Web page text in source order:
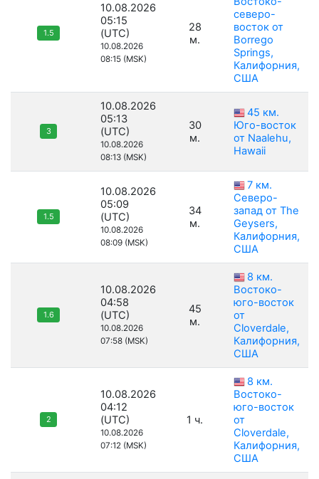
1.5
10.08.2026
05:15
(UTC)
10.08.2026
08:15 (MSK)
28
м.
северо-
восток от
Borrego
Springs,
Калифорния,
США
3
10.08.2026
05:13
(UTC)
10.08.2026
08:13 (MSK)
30
м.
45 км.
Юго-восток
от Naalehu,
Hawaii
1.5
10.08.2026
05:09
(UTC)
10.08.2026
08:09 (MSK)
34
м.
7 км.
Северо-
запад от The
Geysers,
Калифорния,
США
1.6
10.08.2026
04:58
(UTC)
10.08.2026
07:58 (MSK)
45
м.
8 км.
Востоко-
юго-восток
от
Cloverdale,
Калифорния,
США
2
10.08.2026
04:12
(UTC)
10.08.2026
07:12 (MSK)
1 ч.
8 км.
Востоко-
юго-восток
от
Cloverdale,
Калифорния,
США